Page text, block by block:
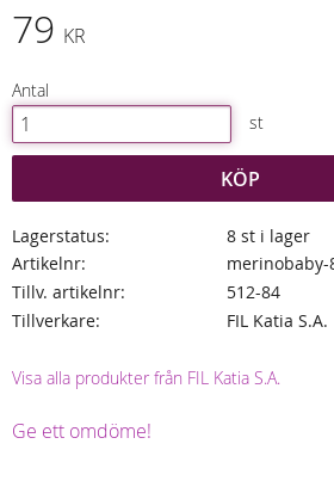
79 KR
Antal
st
KÖP
Lagerstatus
8 st i lager
Artikelnr
merinobaby-
Tillv. artikelnr
512-84
Tillverkare
FIL Katia S.A.
Visa alla produkter från FIL Katia S.A.
Ge ett omdöme!